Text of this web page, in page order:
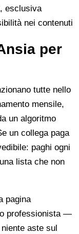
esclusiva
nei contenuti
per
tutte nello
mensile,
un algoritmo
un collega paga
paghi ogni
lista che non
pagina
professionista —
aste sul